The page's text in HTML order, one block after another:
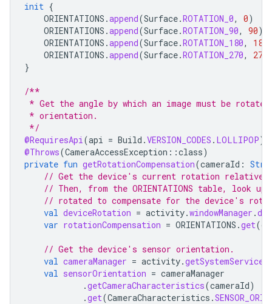
init {
ORIENTATIONS .append(Surface.ROTATION_0, 0)
ORIENTATIONS .append(Surface.ROTATION_90, 90)
ORIENTATIONS .append(Surface.ROTATION_180, 180
ORIENTATIONS .append(Surface.ROTATION_270, 270
}
/**
* Get the angle by which an image must be
* orientation.
*/
@RequiresApi(api = Build .VERSION_CODES . LOLLIPOP)
@Throws(CameraAccessException ::class)
private fun getRotationCompensation(cameraId :
// Get the device's current rotation
// Then, from the ORIENTATIONS table, look
// rotated to compensate for the device's
val deviceRotation = activity.windowManager .
var rotationCompensation = ORIENTATIONS .get(
// Get the device's sensor orientation.
val cameraManager = activity.getSystemService
val sensorOrientation = cameraManager
.getCameraCharacteristics(cameraId)
.get(CameraCharacteristics .